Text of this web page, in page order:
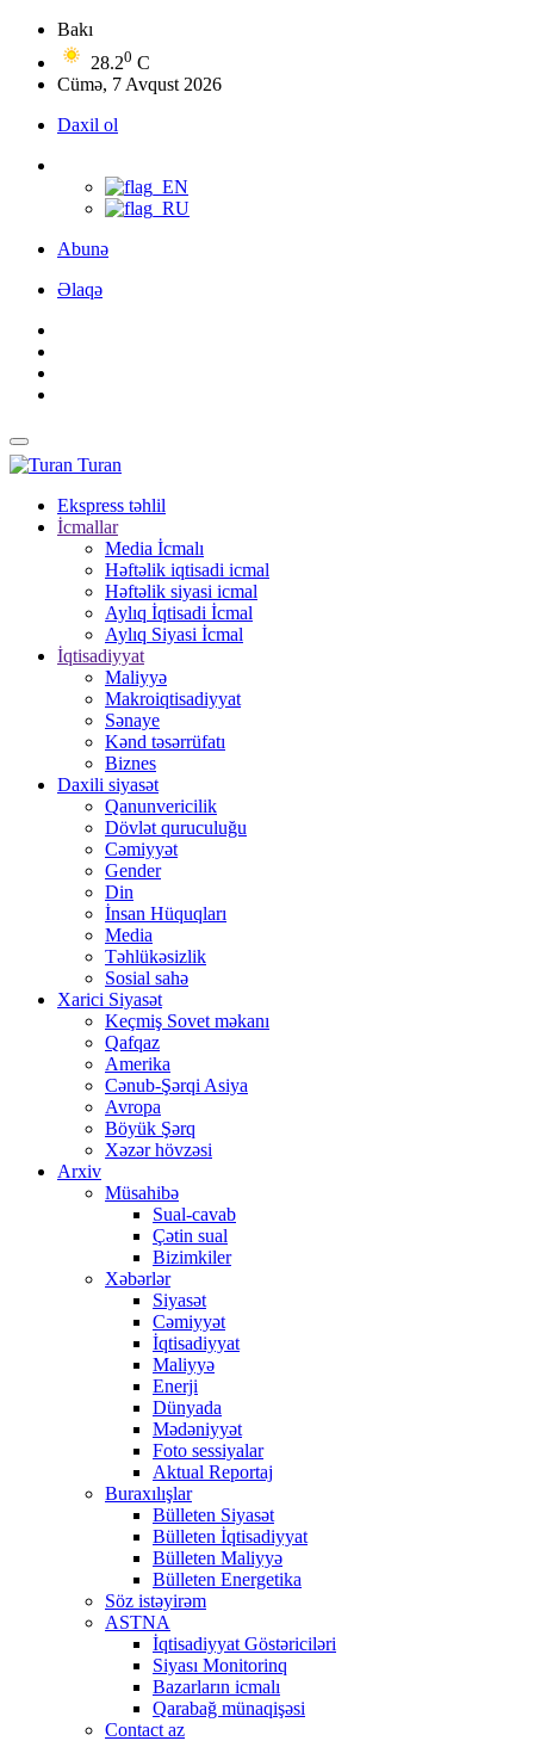
Bakı
28.20 C
Cümə, 7 Avqust 2026
Daxil ol
Abunə
Əlaqə
Turan
Ekspress təhlil
İcmallar
Media İcmalı
Həftəlik iqtisadi icmal
Həftəlik siyasi icmal
Aylıq İqtisadi İcmal
Aylıq Siyasi İcmal
İqtisadiyyat
Maliyyə
Makroiqtisadiyyat
Sənaye
Kənd təsərrüfatı
Biznes
Daxili siyasət
Qanunvericilik
Dövlət quruculuğu
Cəmiyyət
Gender
Din
İnsan Hüquqları
Media
Təhlükəsizlik
Sosial sahə
Xarici Siyasət
Keçmiş Sovet məkanı
Qafqaz
Amerika
Cənub-Şərqi Asiya
Avropa
Böyük Şərq
Xəzər hövzəsi
Arxiv
Müsahibə
Sual-cavab
Çətin sual
Bizimkiler
Xəbərlər
Siyasət
Cəmiyyət
İqtisadiyyat
Maliyyə
Enerji
Dünyada
Mədəniyyət
Foto sessiyalar
Aktual Reportaj
Buraxılışlar
Bülleten Siyasət
Bülleten İqtisadiyyat
Bülleten Maliyyə
Bülleten Energetika
Söz istəyirəm
ASTNA
İqtisadiyyat Göstəriciləri
Siyası Monitorinq
Bazarların icmalı
Qarabağ münaqişəsi
Contact az